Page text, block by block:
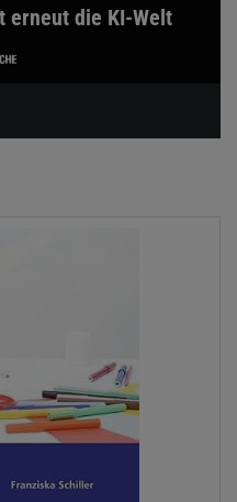
erneut die KI-Welt